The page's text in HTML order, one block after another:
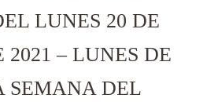
LUNES 20 DE
2021 – LUNES DE
SEMANA DEL